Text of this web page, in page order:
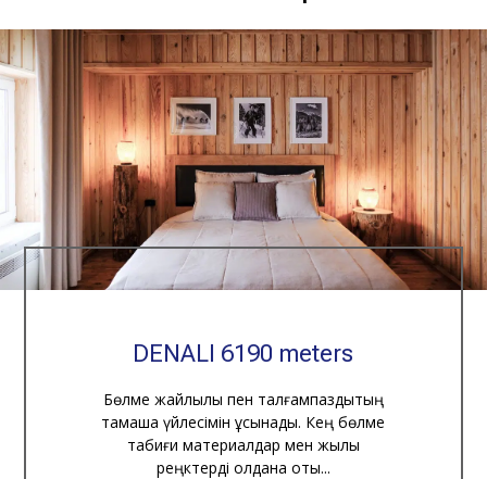
DENALI 6190 meters
Бөлме жайлылық пен талғампаздықтың
тамаша үйлесімін ұсынады. Кең бөлме
табиғи материалдар мен жылы
реңктерді қолдана оты...